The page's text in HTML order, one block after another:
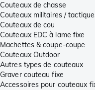
Couteaux de chasse
Couteaux militaires /
Couteaux de cou
Couteaux EDC à lame fixe
Machettes & coupe-coupe
Couteaux Outdoor
Autres types de couteaux
Graver couteau fixe
Accessoires pour couteaux